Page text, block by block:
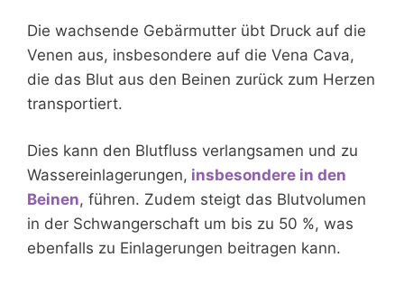
Die wachsende Gebärmutter übt Druck auf die
Venen aus, insbesondere auf die Vena Cava,
die das Blut aus den Beinen zurück zum Herzen
transportiert.
Dies kann den Blutfluss verlangsamen und zu
Wassereinlagerungen, insbesondere in den
Beinen, führen. Zudem steigt das Blutvolumen
in der Schwangerschaft um bis zu 50 %, was
ebenfalls zu Einlagerungen beitragen kann.